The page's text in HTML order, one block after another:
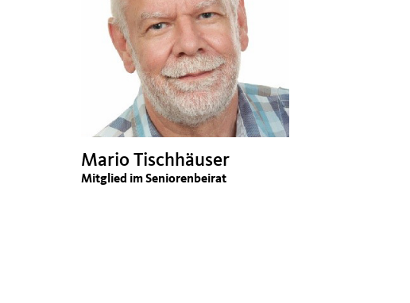
Mario Tischhäuser
Mitglied im Seniorenbeirat